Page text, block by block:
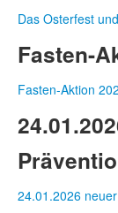
Das Osterfest
Fasten-
Fasten-Aktion
24.01.2026